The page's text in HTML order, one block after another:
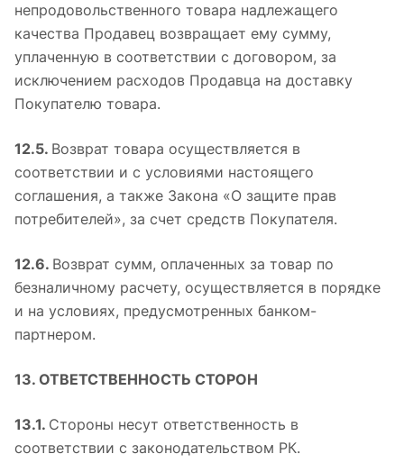
непродовольственного товара надлежащего
качества Продавец возвращает ему сумму,
уплаченную в соответствии с договором, за
исключением расходов Продавца на доставку
Покупателю товара.
12.5. Возврат товара осуществляется в
соответствии и с условиями настоящего
соглашения, а также Закона «О защите прав
потребителей», за счет средств Покупателя.
12.6. Возврат сумм, оплаченных за товар по
безналичному расчету, осуществляется в порядке
и на условиях, предусмотренных банком-
партнером.
13. ОТВЕТСТВЕННОСТЬ СТОРОН
13.1. Стороны несут ответственность в
соответствии с законодательством РК.